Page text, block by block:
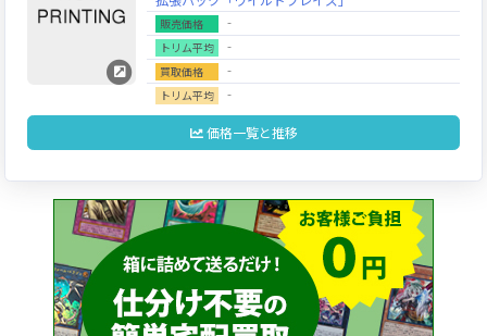
販売価格 ‐
トリム平均 ‐
買取価格 ‐
トリム平均 ‐
価格一覧と推移